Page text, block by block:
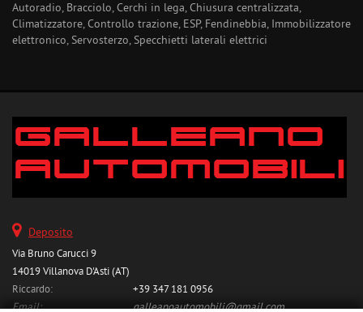
Autoradio, Bracciolo, Cerchi in lega, Chiusura centralizzata,
Climatizzatore, Controllo trazione, ESP, Fendinebbia, Immobilizzatore
elettronico, Servosterzo, Specchietti laterali elettrici
Deposito
Via Bruno Carucci 9
14019 Villanova D'Asti (AT)
Riccardo:
+39 347 181 0956
Email:
galleanoautomobili@gmail.com